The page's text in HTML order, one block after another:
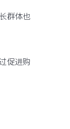
群体也
促进购